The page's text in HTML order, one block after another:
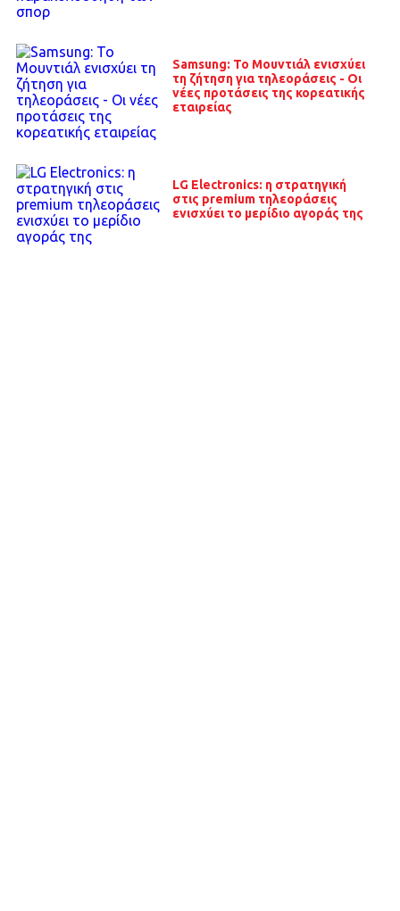
Samsung: Το Μουντιάλ ενισχύει
τη ζήτηση για τηλεοράσεις - Οι
νέες προτάσεις της κορεατικής
εταιρείας
LG Electronics: η στρατηγική
στις premium τηλεοράσεις
ενισχύει το μερίδιο αγοράς της